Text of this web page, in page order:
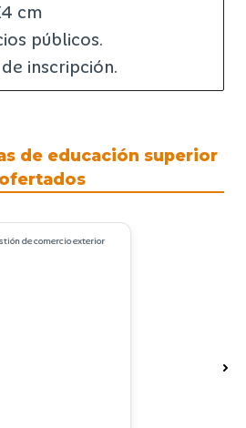
cm
públicos.
inscripción.
de educación superior
ofertados